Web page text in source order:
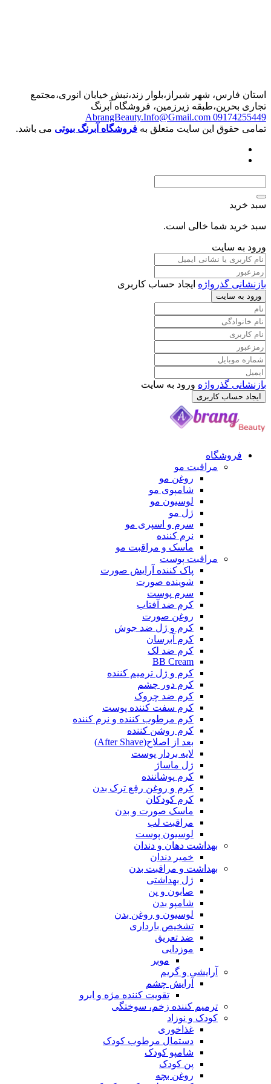
شهر شیراز،بلوار زند،نبش خیابان انوری،مجتمع
زیرزمین، فروشگاه آبرنگ
AbrangBeauty.Info@Gmail.com
این سایت متعلق به فروشگاه آبرنگ بیوتی می باشد.
شما خالی است.
سایت
گذرواژه ایجاد حساب کاربری
سایت
گذرواژه ورود به سایت
کاربری
مراقبت مو
روغن مو
شامپوی مو
لوسیون مو
سرم و اسپری مو
نرم کننده
ماسک و مراقبت مو
مراقبت پوست
پاک کننده آرایش صورت
شوینده صورت
سرم پوست
کرم ضد آفتاب
روغن صورت
کرم و ژل ضد جوش
کرم آبرسان
کرم ضد لک
BB Cream
کرم و ژل ترمیم کننده
کرم دور چشم
کرم ضد چروک
کرم سفت کننده پوست
کرم مرطوب کننده و نرم کننده
کرم روشن کننده
بعد از اصلاح(After Shave)
لایه بردار پوست
ژل ماساژ
کرم پوشاننده
کرم و روغن رفع ترک بدن
کرم کودکان
ماسک صورت و بدن
مراقبت لب
لوسیون پوست
بهداشت دهان و دندان
خمیر دندان
بهداشت و مراقبت بدن
ژل بهداشتی
صابون و پن
شامپو بدن
لوسیون و روغن بدن
تشخیص بارداری
ضد تعریق
موزدایی
آرایشی و گریم
آرایش چشم
تقویت کننده مژه و ابرو
ترمیم کننده زخم، سوختگی
کودک و نوزاد
غذاخوری
دستمال مرطوب کودک
شامپو کودک
پن کودک
روغن بچه